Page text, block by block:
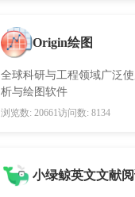
Origin绘图
全球科研与工程领域广泛
析与绘图软件
浏览数: 20661访问数: 8134
小绿鲸英文文献